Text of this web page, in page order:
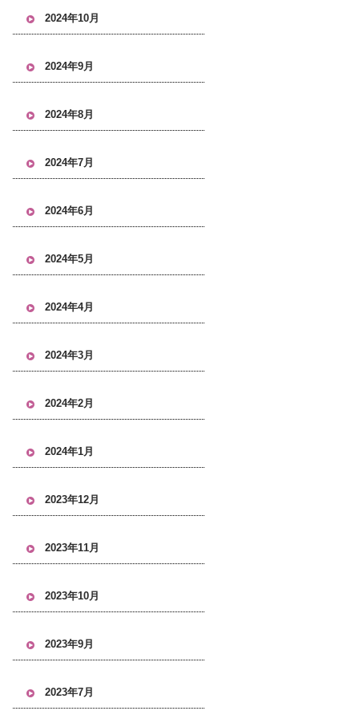
2024年10月
2024年9月
2024年8月
2024年7月
2024年6月
2024年5月
2024年4月
2024年3月
2024年2月
2024年1月
2023年12月
2023年11月
2023年10月
2023年9月
2023年7月